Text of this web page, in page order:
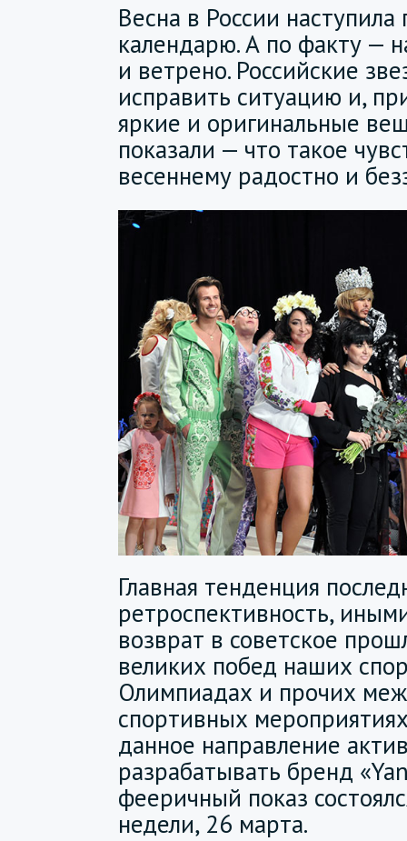
Весна в России наступила
календарю. А по факту —
и ветрено. Российские
исправить ситуацию и,
яркие и оригинальные
показали — что такое
весеннему радостно и
Главная тенденция
ретроспективность,
возврат в советское
великих побед наших
Олимпиадах и прочих
спортивных
данное направление
разрабатывать бренд
фееричный показ
недели, 26 марта.